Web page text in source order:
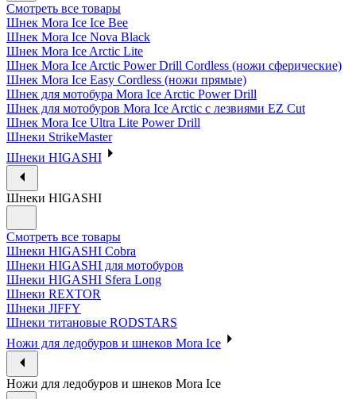
Смотреть все товары
Шнек Mora Ice Ice Bee
Шнек Mora Ice Nova Black
Шнек Mora Ice Arctic Lite
Шнек Mora Ice Arctic Power Drill Cordless (ножи сферические)
Шнек Mora Ice Easy Cordless (ножи прямые)
Шнек для мотобура Mora Ice Arctic Power Drill
Шнек для мотобуров Mora Ice Arctic с лезвиями EZ Cut
Шнек Mora Ice Ultra Lite Power Drill
Шнеки StrikeMaster
Шнеки HIGASHI
Шнеки HIGASHI
Смотреть все товары
Шнеки HIGASHI Cobra
Шнеки HIGASHI для мотобуров
Шнеки HIGASHI Sfera Long
Шнеки REXTOR
Шнеки JIFFY
Шнеки титановые RODSTARS
Ножи для ледобуров и шнеков Mora Ice
Ножи для ледобуров и шнеков Mora Ice